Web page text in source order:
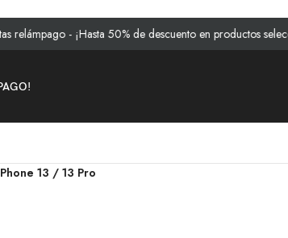
- ¡Hasta 50% de descuento en productos seleccionados!
13 / 13 Pro